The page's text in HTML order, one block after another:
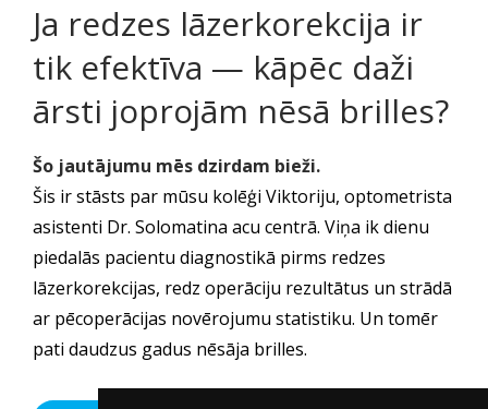
Ja redzes lāzerkorekcija ir
tik efektīva — kāpēc daži
ārsti joprojām nēsā brilles?
Šo jautājumu mēs dzirdam bieži.
Šis ir stāsts par mūsu kolēģi Viktoriju, optometrista
asistenti Dr. Solomatina acu centrā. Viņa ik dienu
piedalās pacientu diagnostikā pirms redzes
lāzerkorekcijas, redz operāciju rezultātus un strādā
ar pēcoperācijas novērojumu statistiku. Un tomēr
pati daudzus gadus nēsāja brilles.